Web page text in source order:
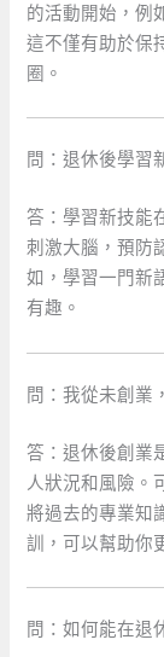
的活動開始，例
這不僅有助於保
圈。
問：退休後學習
答：學習新技能
刺激大腦，預防
如，學習一門新
有趣。
問：我從未創業
答：退休後創業
人狀況和風險。
將過去的專業知
訓，可以幫助你
問：如何能在退